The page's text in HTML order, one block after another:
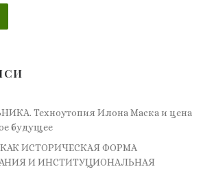
Техноутопия Илона Маска и цена
будущее
ИСТОРИЧЕСКАЯ ФОРМА
И ИНСТИТУЦИОНАЛЬНАЯ